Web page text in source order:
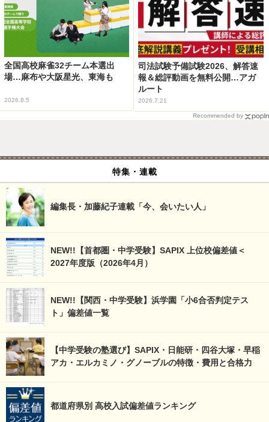
全国高校麻雀32チーム本選出
場…麻布や大阪星光、東海も
2026.8.5
司法試験予備試験2026、解答速
報＆総評動画を無料公開…アガ
ルート
2026.7.21
Recommended by
特集・連載
編集長・加藤紀子連載「今、会いたい人」
NEW!!【首都圏・中学受験】SAPIX 上位校偏差値＜
2027年度版（2026年4月）
NEW!!【関西・中学受験】浜学園「小6合否判定テス
ト」偏差値一覧
【中学受験の塾選び】SAPIX・日能研・四谷大塚・早稲
アカ・エルカミノ・グノーブルの特徴・費用と合格力
都道府県別 高校入試偏差値ランキング